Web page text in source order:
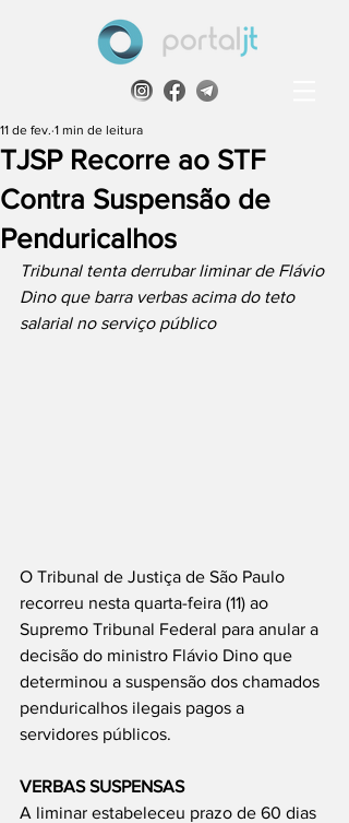
TJSP Recorre ao STF
Contra Suspensão de
Penduricalhos
11 de fev. 1 min de leitura
Tribunal tenta derrubar liminar de Flávio
Dino que barra verbas acima do teto
salarial no serviço público
O Tribunal de Justiça de São Paulo
recorreu nesta quarta-feira (11) ao
Supremo Tribunal Federal para anular a
decisão do ministro Flávio Dino que
determinou a suspensão dos chamados
penduricalhos ilegais pagos a
servidores públicos.
VERBAS SUSPENSAS
A liminar estabeleceu prazo de 60 dias